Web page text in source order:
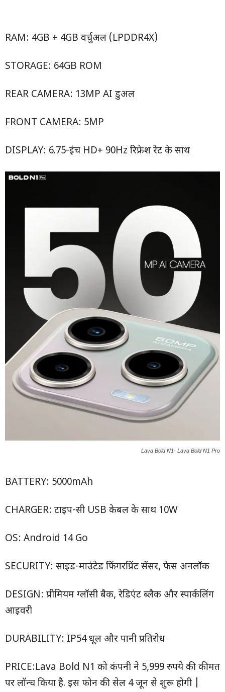
RAM: 4GB + 4GB वर्चुअल (LPDDR4X)
STORAGE: 64GB ROM
REAR CAMERA: 13MP AI डुअल
FRONT CAMERA: 5MP
DISPLAY: 6.75-इंच HD+ 90Hz रिफ्रेश रेट के साथ
Lava Bold N1- Lava Bold N1 Pro
BATTERY: 5000mAh
CHARGER: टाइप-सी USB केबल के साथ 10W
OS: Android 14 Go
SECURITY: साइड-माउंटेड फिंगरप्रिंट सेंसर, फेस अनलॉक
DESIGN: प्रीमियम ग्लॉसी बैक, रेडिएंट ब्लैक और स्पार्कलिंग
आइवरी
DURABILITY: IP54 धूल और पानी प्रतिरोध
PRICE:Lava Bold N1 को कंपनी ने 5,999 रुपये की कीमत
पर लॉन्च किया है. इस फोन की सेल 4 जून से शुरू होगी |